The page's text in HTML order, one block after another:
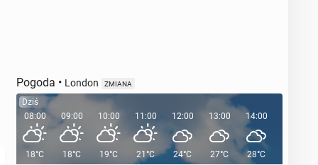
Pogoda • London ZMIANA
Dziś
08:00
18°C
09:00
18°C
10:00
19°C
11:00
21°C
12:00
24°C
13:00
27°C
14:00
28°C